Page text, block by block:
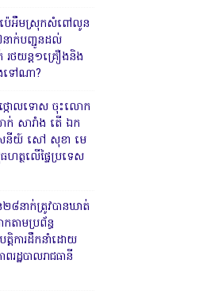
ប៉េអឹមស្រុកសំពៅលូន
ាក់បញ្ជូនដល់
រថយន្ត១គ្រឿងនិង
ទៅណា?
តថ្កោលទោស ចុះលោក
ក់ សារាំង តើ ឯក
េនីយ៍ សៅ សុខា មេ
ធហត្ថលើផ្ទៃប្រទេស
នាក់ត្រូវបានឃាត់
កតាមប្រព័ន្ធ
បត្តិការដឹកនាំដោយ
រដ្ឋបាលរាជធានី